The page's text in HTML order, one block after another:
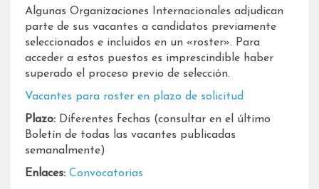
Algunas Organizaciones Internacionales adjudican
parte de sus vacantes a candidatos previamente
seleccionados e incluidos en un «roster». Para
acceder a estos puestos es imprescindible haber
superado el proceso previo de selección.
Vacantes para roster en plazo de solicitud
Plazo: Diferentes fechas (consultar en el último
Boletín de todas las vacantes publicadas
semanalmente)
Enlaces: Convocatorias